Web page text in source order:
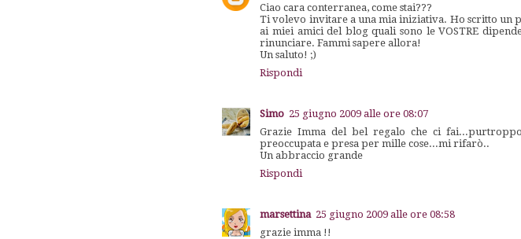
Ciao cara conterranea, come stai???
Ti volevo invitare a una mia iniziativa. Ho scritto un
ai miei amici del blog quali sono le VOSTRE
rinunciare. Fammi sapere allora!
Un saluto! ;)
Rispondi
Simo 25 giugno 2009 alle ore 08:07
Grazie Imma del bel regalo che ci
preoccupata e presa per mille cose...mi rifarò..
Un abbraccio grande
Rispondi
marsettina 25 giugno 2009 alle ore 08:58
grazie imma !!